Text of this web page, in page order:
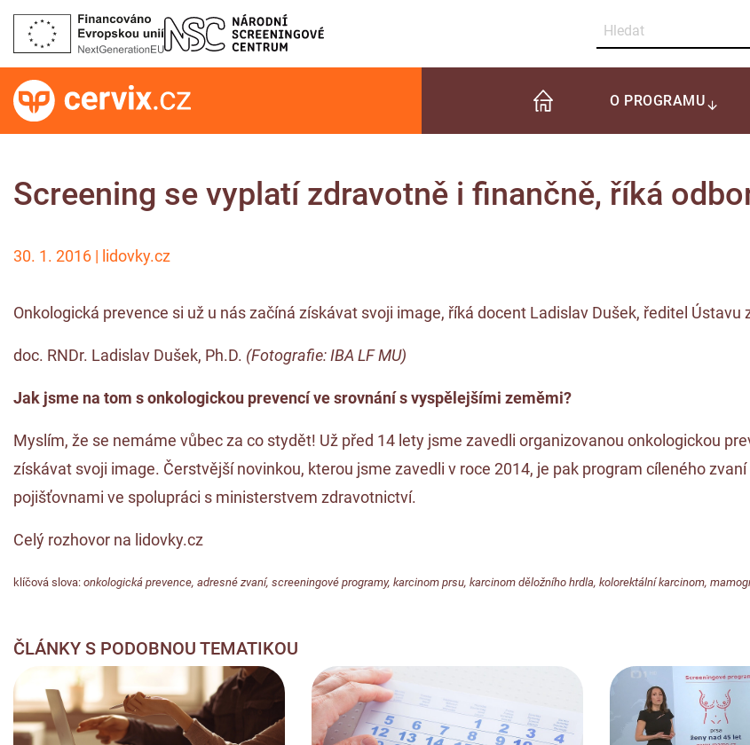
O PROGRAMU
Screening se vyplatí zdravotně i finančně, říká
30. 1. 2016 | lidovky.cz
Onkologická prevence si už u nás začíná získávat svoji image, říká docent Ladislav Dušek, ředitel
doc. RNDr. Ladislav Dušek, Ph.D. (Fotografie: IBA LF MU)
Jak jsme na tom s onkologickou prevencí ve srovnání s vyspělejšími zeměmi?
Myslím, že se nemáme vůbec za co stydět! Už před 14 lety jsme zavedli organizovanou onkologickou
získávat svoji image. Čerstvější novinkou, kterou jsme zavedli v roce 2014, je pak program cíleného
pojišťovnami ve spolupráci s ministerstvem zdravotnictví.
Celý rozhovor na lidovky.cz
klíčová slova: onkologická prevence, adresné zvaní, screeningové programy, karcinom prsu, karcinom děložního hrdla, kolorektální karcinom,
ČLÁNKY S PODOBNOU TEMATIKOU